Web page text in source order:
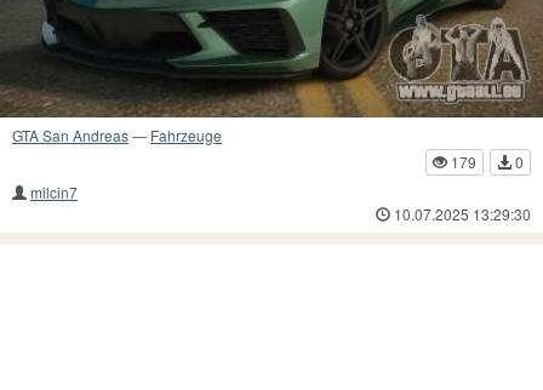
GTA San Andreas— Fahrzeuge
179
0
milcin7
10.07.2025 13:29:30